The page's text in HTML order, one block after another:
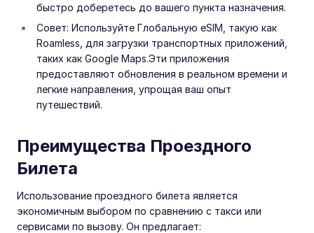
быстро доберетесь до вашего пункта назначения.
Совет: Используйте Глобальную eSIM, такую как
Roamless, для загрузки транспортных приложений,
таких как Google Maps.Эти приложения
предоставляют обновления в реальном времени и
легкие направления, упрощая ваш опыт
путешествий.
Преимущества Проездного
Билета
Использование проездного билета является
экономичным выбором по сравнению с такси или
сервисами по вызову. Он предлагает: